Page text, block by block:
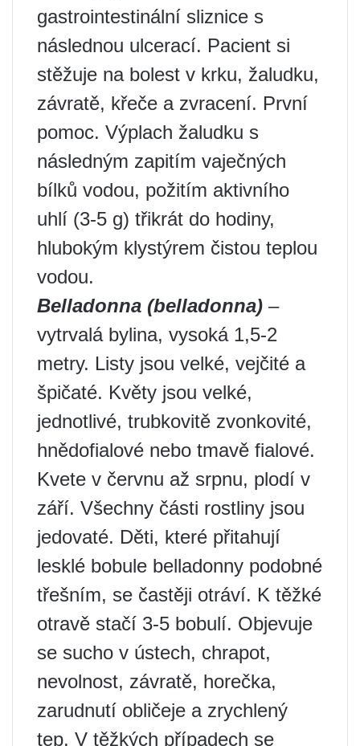
gastrointestinální sliznice s
následnou ulcerací. Pacient si
stěžuje na bolest v krku, žaludku,
závratě, křeče a zvracení. První
pomoc. Výplach žaludku s
následným zapitím vaječných
bílků vodou, požitím aktivního
uhlí (3-5 g) třikrát do hodiny,
hlubokým klystýrem čistou teplou
vodou.
Belladonna (belladonna) –
vytrvalá bylina, vysoká 1,5-2
metry. Listy jsou velké, vejčité a
špičaté. Květy jsou velké,
jednotlivé, trubkovitě zvonkovité,
hnědofialové nebo tmavě fialové.
Kvete v červnu až srpnu, plodí v
září. Všechny části rostliny jsou
jedovaté. Děti, které přitahují
lesklé bobule belladonny podobné
třešním, se častěji otráví. K těžké
otravě stačí 3-5 bobulí. Objevuje
se sucho v ústech, chrapot,
nevolnost, závratě, horečka,
zarudnutí obličeje a zrychlený
tep. V těžkých případech se